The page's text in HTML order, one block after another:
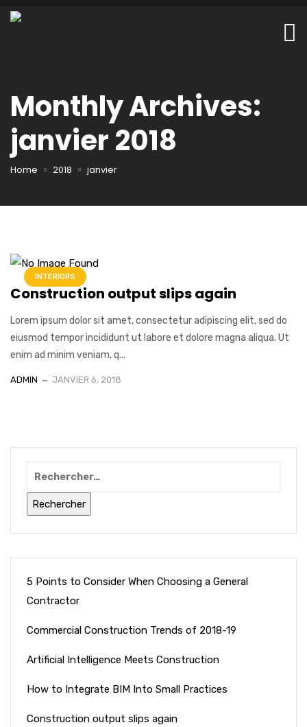
Monthly Archives:
janvier 2018
Home 2018 janvier
INTERIORS
Construction output slips again
Lorem ipsum dolor sit amet, consectetur adipiscing elit, sed do
eiusmod tempor incididunt ut labore et dolore magna aliqua. Ut
enim ad minim veniam, q...
ADMIN JANVIER 6, 2018
5 Points to Consider When Choosing a General
Contractor
Commercial Construction Trends of 2018-19
Artificial Intelligence Meets Construction
How to Integrate BIM Into Small Practices
Construction output slips again